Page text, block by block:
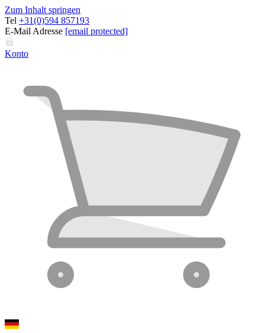
Zum Inhalt springen
Tel +31(0)594 857193
E-Mail Adresse [email protected]
Konto